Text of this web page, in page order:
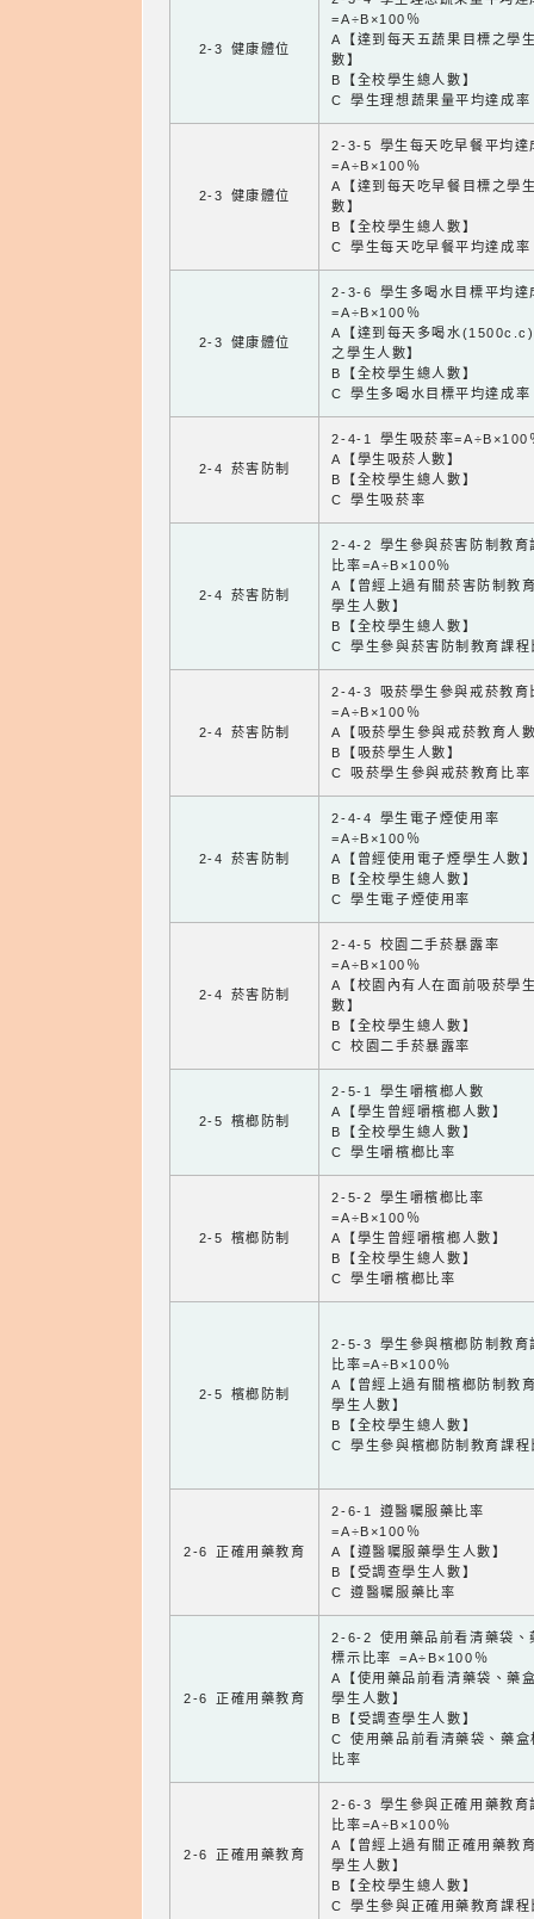
2-3 健康體位
=A÷B×100％
A【達到每天五蔬果目標之學
數】
B【全校學生總人數】
C 學生理想蔬果量平均達成率
2-3 健康體位
2-3-5 學生每天吃早餐平均達
=A÷B×100％
A【達到每天吃早餐目標之學
數】
B【全校學生總人數】
C 學生每天吃早餐平均達成率
2-3 健康體位
2-3-6 學生多喝水目標平均達
=A÷B×100％
A【達到每天多喝水
之學生人數】
B【全校學生總人數】
C 學生多喝水目標平均達成率
2-4 菸害防制
2-4-1 學生吸菸率=A÷B×100
A【學生吸菸人數】
B【全校學生總人數】
C 學生吸菸率
2-4 菸害防制
2-4-2 學生參與菸害防制教育
比率=A÷B×100％
A【曾經上過有關菸害防制教
學生人數】
B【全校學生總人數】
C 學生參與菸害防制教育課程
2-4 菸害防制
2-4-3 吸菸學生參與戒菸教育
=A÷B×100％
A【吸菸學生參與戒菸教育人
B【吸菸學生人數】
C 吸菸學生參與戒菸教育比率
2-4 菸害防制
2-4-4 學生電子煙使用率
=A÷B×100％
A【曾經使用電子煙學生人數
B【全校學生總人數】
C 學生電子煙使用率
2-4 菸害防制
2-4-5 校園二手菸暴露率
=A÷B×100％
A【校園內有人在面前吸菸學
數】
B【全校學生總人數】
C 校園二手菸暴露率
2-5 檳榔防制
2-5-1 學生嚼檳榔人數
A【學生曾經嚼檳榔人數】
B【全校學生總人數】
C 學生嚼檳榔比率
2-5 檳榔防制
2-5-2 學生嚼檳榔比率
=A÷B×100％
A【學生曾經嚼檳榔人數】
B【全校學生總人數】
C 學生嚼檳榔比率
2-5 檳榔防制
2-5-3 學生參與檳榔防制教育
比率=A÷B×100％
A【曾經上過有關檳榔防制教
學生人數】
B【全校學生總人數】
C 學生參與檳榔防制教育課程
2-6 正確用藥教育
2-6-1 遵醫囑服藥比率
=A÷B×100％
A【遵醫囑服藥學生人數】
B【受調查學生人數】
C 遵醫囑服藥比率
2-6 正確用藥教育
2-6-2 使用藥品前看清藥袋、
標示比率 =A÷B×100％
A【使用藥品前看清藥袋、藥
學生人數】
B【受調查學生人數】
C 使用藥品前看清藥袋、藥盒
比率
2-6 正確用藥教育
2-6-3 學生參與正確用藥教育
比率=A÷B×100％
A【曾經上過有關正確用藥教
學生人數】
B【全校學生總人數】
C 學生參與正確用藥教育課程